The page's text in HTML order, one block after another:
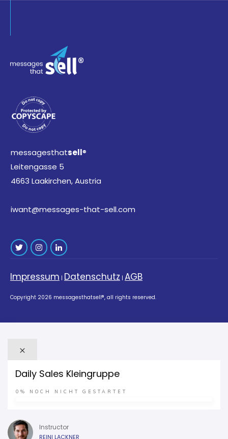
messagesthatsell®
Leitengasse 5
4663 Laakirchen, Austria
iwant@messages-that-sell.com
Impressum | Datenschutz | AGB
Copyright 2026 messagesthatsell®, all rights reserved.
Daily Sales Kleingruppe
0% NOCH NICHT GESTARTET
Instructor
REINI LACKNER